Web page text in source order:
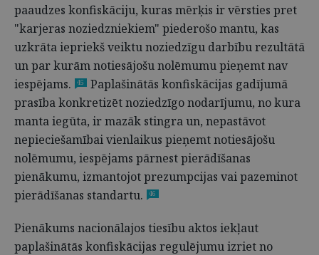
paaudzes konfiskāciju, kuras mērķis ir vērsties pret
"karjeras noziedzniekiem" piederošo mantu, kas
uzkrāta iepriekš veiktu noziedzīgu darbību rezultātā
un par kurām notiesājošu nolēmumu pieņemt nav
iespējams.
45
Paplašinātās konfiskācijas gadījumā
prasība konkretizēt noziedzīgo nodarījumu, no kura
manta iegūta, ir mazāk stingra un, nepastāvot
nepieciešamībai vienlaikus pieņemt notiesājošu
nolēmumu, iespējams pārnest pierādīšanas
pienākumu, izmantojot prezumpcijas vai pazeminot
pierādīšanas standartu.
46
Pienākums nacionālajos tiesību aktos iekļaut
paplašinātās konfiskācijas regulējumu izriet no